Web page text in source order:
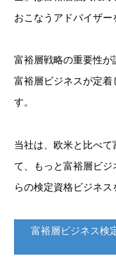
おこなうアドバイザー
富裕層戦略の重要性が
富裕層ビジネスが定
す。
当社は、欧米と比べ
て、もっと富裕層ビ
らの検定資格ビジネス
富裕層ビジネス検